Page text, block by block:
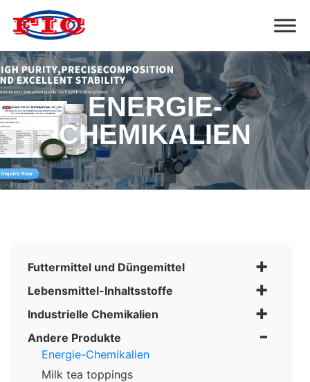
ENERGIE-
CHEMIKALIEN
Futtermittel und Düngemittel +
Lebensmittel-Inhaltsstoffe +
Industrielle Chemikalien +
Andere Produkte -
Energie-Chemikalien
Milk tea toppings